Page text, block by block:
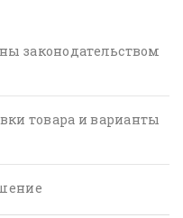
законодательством
товара и варианты